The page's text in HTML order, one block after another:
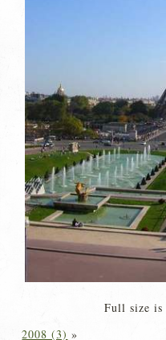
Full size is
2008 (3) »